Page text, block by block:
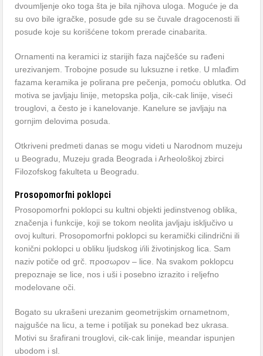
dvoumljenje oko toga šta je bila njihova uloga. Moguće je da
su ovo bile igračke, posude gde su se čuvale dragocenosti ili
posude koje su korišćene tokom prerade cinabarita.
Ornamenti na keramici iz starijih faza najčešće su rađeni
urezivanjem. Trobojne posude su luksuzne i retke. U mlađim
fazama keramika je polirana pre pečenja, pomoću oblutka. Od
motiva se javljaju linije, metopska polja, cik-cak linije, viseći
trouglovi, a često je i kanelovanje. Kanelure se javljaju na
gornjim delovima posuda.
Otkriveni predmeti danas se mogu videti u Narodnom muzeju
u Beogradu, Muzeju grada Beograda i Arheološkoj zbirci
Filozofskog fakulteta u Beogradu.
Prosopomorfni poklopci
Prosopomorfni poklopci su kultni objekti jedinstvenog oblika,
značenja i funkcije, koji se tokom neolita javljaju isključivo u
ovoj kulturi. Prosopomorfni poklopci su keramički cilindrični ili
konični poklopci u obliku ljudskog i/ili životinjskog lica. Sam
naziv potiče od grč. προσωρον – lice. Na svakom poklopcu
prepoznaje se lice, nos i uši i posebno izrazito i reljefno
modelovane oči.
Bogato su ukrašeni urezanim geometrijskim ornametnom,
najgušće na licu, a teme i potiljak su ponekad bez ukrasa.
Motivi su šrafirani trouglovi, cik-cak linije, meandar ispunjen
ubodom i sl.